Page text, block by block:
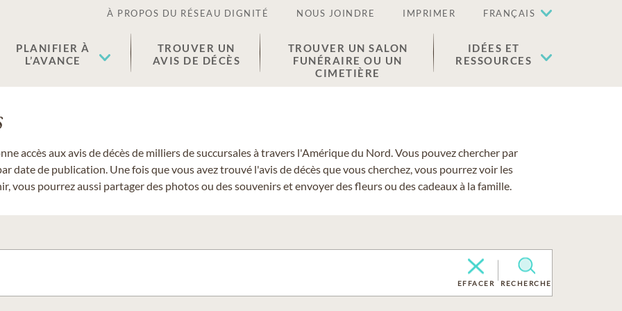
À PROPOS DU RÉSEAU DIGNITÉ NOUS JOINDRE IMPRIMER FRANÇAIS
PLANIFIER À
L’AVANCE
TROUVER UN
AVIS DE DÉCÈS
TROUVER UN SALON
FUNÉRAIRE OU UN
CIMETIÈRE
IDÉES ET
RESSOURCES
accès aux avis de décès de milliers de succursales à travers l'Amérique du Nord. Vous pouvez chercher par
date de publication. Une fois que vous avez trouvé l'avis de décès que vous cherchez, vous pourrez voir les
vous pourrez aussi partager des photos ou des souvenirs et envoyer des fleurs ou des cadeaux à la famille.
EFFACER RECHERCHE